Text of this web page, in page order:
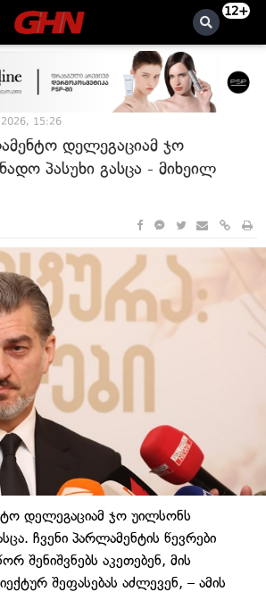
12+
2026, 15:26
დელეგაციამ ჯო
პასუხი გასცა - მიხეილ
დელეგაციამ ჯო უილსონს
ჩვენი პარლამენტის წევრები
შენიშვნებს აკეთებენ, მის
შეფასებას აძლევენ, – ამის